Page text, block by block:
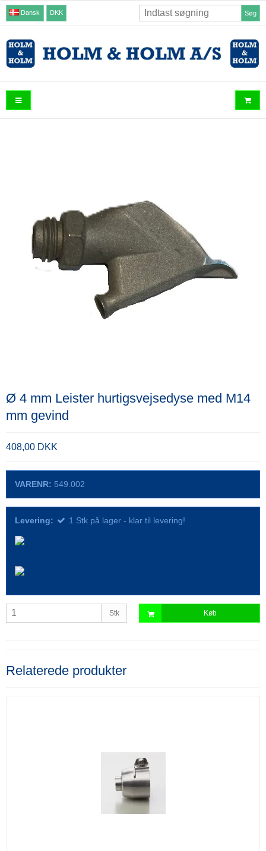
Dansk DKK Søg
Ø 4 mm Leister hurtigsvejsedyse med M14
mm gevind
408,00 DKK
VARENR: 549.002
Levering: 1 Stk på lager - klar til levering!
Stk Køb
Relaterede produkter